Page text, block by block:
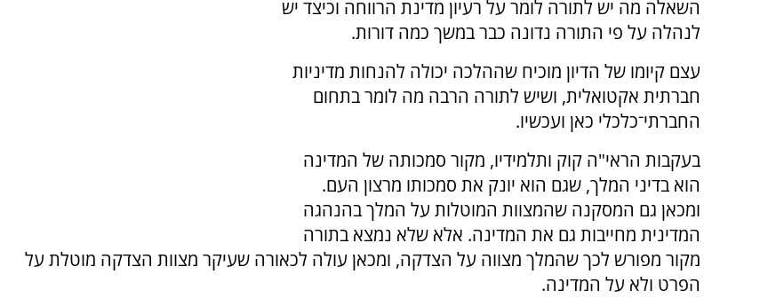
השאלה מה יש לתורה לומר על רעיון מדינת הרווחה וכיצד יש
לנהלה על פי התורה נדונה כבר במשך כמה דורות.
עצם קיומו של הדיון מוכיח שההלכה יכולה להנחות מדיניות
חברתית אקטואלית, ושיש לתורה הרבה מה לומר בתחום
החברתי־כלכלי כאן ועכשיו.
בעקבות הראי"ה קוק ותלמידיו, מקור סמכותה של המדינה
הוא בדיני המלך, שגם הוא יונק את סמכותו מרצון העם.
ומכאן גם המסקנה שהמצוות המוטלות על המלך בהנהגה
המדינית מחייבות גם את המדינה. אלא שלא נמצא בתורה
מקור מפורש לכך שהמלך מצווה על הצדקה, ומכאן עולה לכאורה שעיקר מצוות הצדקה מוטלת על
הפרט ולא על המדינה.